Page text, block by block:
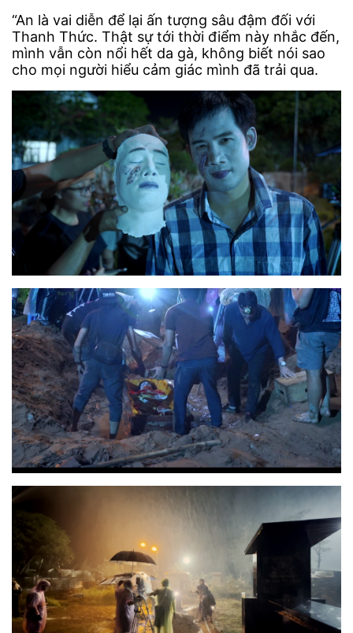
“An là vai diễn để lại ấn tượng sâu đậm đối với
Thanh Thức. Thật sự tới thời điểm này nhắc đến,
mình vẫn còn nổi hết da gà, không biết nói sao
cho mọi người hiểu cảm giác mình đã trải qua.